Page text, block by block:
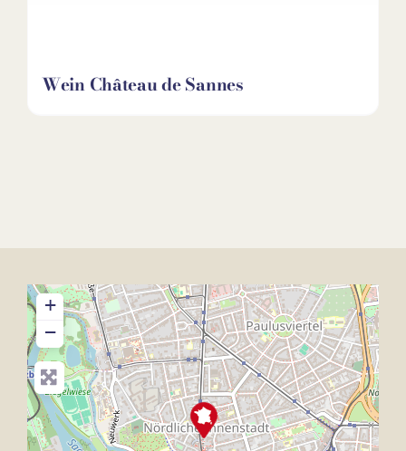
Wein Château de Sannes
+
−